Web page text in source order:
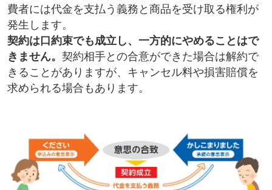
費者には代金を支払う義務と商品を受け取る権利が
発生します。
契約は口約束でも成立し、一方的にやめることはで
きません。 契約相手との合意ができた場合は解約で
きることがありますが、キャンセル料や損害賠償を
求められる場合もあります。